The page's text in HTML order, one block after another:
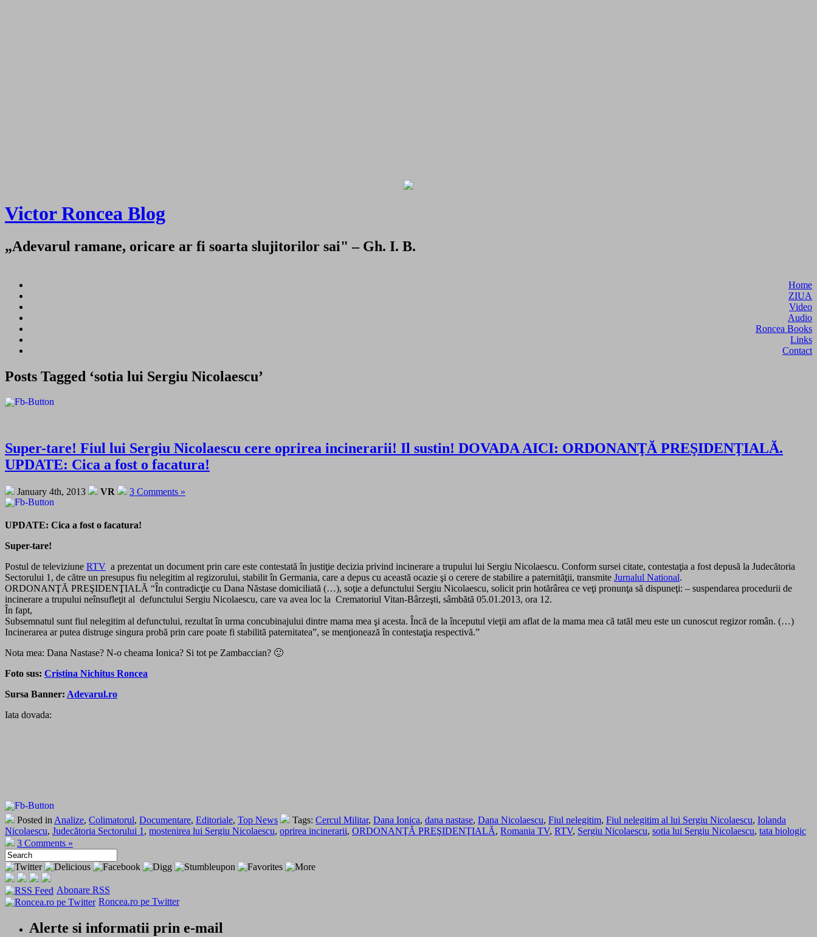
Victor Roncea Blog
„Adevarul ramane, oricare ar fi soarta slujitorilor sai" – Gh. I. B.
Home
ZIUA
Video
Audio
Roncea Books
Links
Contact
Posts Tagged ‘sotia lui Sergiu Nicolaescu’
Super-tare! Fiul lui Sergiu Nicolaescu cere oprirea incinerarii! Il sustin! DOVADA AICI: ORDONANŢĂ PREŞIDENŢIALĂ.
UPDATE: Cica a fost o facatura!
January 4th, 2013 VR 3 Comments »
UPDATE: Cica a fost o facatura!
Super-tare!
Postul de televiziune RTV a prezentat un document prin care este contestată în justiţie decizia privind incinerare a trupului lui Sergiu Nicolaescu. Conform sursei citate, contestaţia a fost depusă la Judecătoria
Sectorului 1, de către un presupus fiu nelegitim al regizorului, stabilit în Germania, care a depus cu această ocazie şi o cerere de stabilire a paternităţii, transmite Jurnalul National.
ORDONANŢĂ PREŞIDENŢIALĂ “În contradicţie cu Dana Năstase domiciliată (…), soţie a defunctului Sergiu Nicolaescu, solicit prin hotărârea ce veţi pronunţa să dispuneţi: – suspendarea procedurii de
incinerare a trupului neînsufleţit al defunctului Sergiu Nicolaescu, care va avea loc la Crematoriul Vitan-Bârzeşti, sâmbătă 05.01.2013, ora 12.
În fapt,
Subsemnatul sunt fiul nelegitim al defunctului, rezultat în urma concubinajului dintre mama mea şi acesta. Încă de la începutul vieţii am aflat de la mama mea că tatăl meu este un cunoscut regizor român. (…)
Incinerarea ar putea distruge singura probă prin care poate fi stabilită paternitatea”, se menţionează în contestaţia respectivă.”
Nota mea: Dana Nastase? N-o cheama Ionica? Si tot pe Zambaccian? 🙂
Foto sus: Cristina Nichitus Roncea
Sursa Banner: Adevarul.ro
Iata dovada:
Posted in Analize, Colimatorul, Documentare, Editoriale, Top News Tags: Cercul Militar, Dana Ionica, dana nastase, Dana Nicolaescu, Fiul nelegitim, Fiul nelegitim al lui Sergiu Nicolaescu, Iolanda
Nicolaescu, Judecătoria Sectorului 1 , mostenirea lui Sergiu Nicolaescu, oprirea incinerarii, ORDONANŢĂ PREŞIDENŢIALĂ, Romania TV, RTV, Sergiu Nicolaescu, sotia lui Sergiu Nicolaescu, tata biologic
3 Comments »
Abonare RSS
Roncea.ro pe Twitter
Alerte si informatii prin e-mail